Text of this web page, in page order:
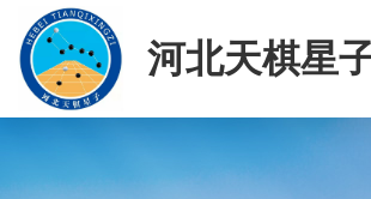
河北天棋星
司